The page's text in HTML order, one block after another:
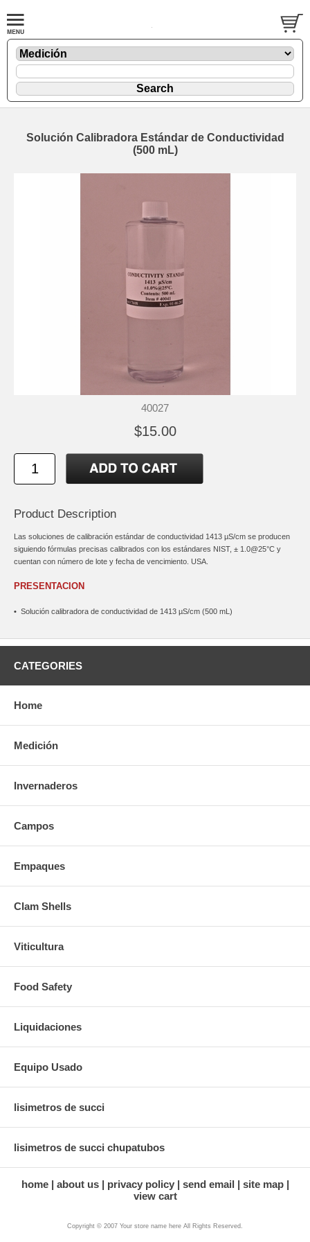
Solución Calibradora Estándar de Conductividad
(500 mL)
40027
$15.00
Product Description
Las soluciones de calibración estándar de conductividad 1413 µS/cm se producen
siguiendo fórmulas precisas calibrados con los estándares NIST, ± 1.0@25°C y
cuentan con número de lote y fecha de vencimiento. USA.
PRESENTACION
• Solución calibradora de conductividad de 1413 µS/cm (500 mL)
CATEGORIES
Home
Medición
Invernaderos
Campos
Empaques
Clam Shells
Viticultura
Food Safety
Liquidaciones
Equipo Usado
lisimetros de succi
lisimetros de succi chupatubos
home about us privacy policy send email
site map
view cart
Copyright © 2007 Your store name here All Rights Reserved.